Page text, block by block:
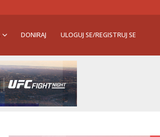
DONIRAJ ULOGUJ SE/REGISTRUJ SE